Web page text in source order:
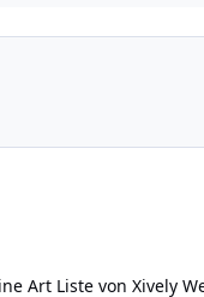
Art Liste von Xively